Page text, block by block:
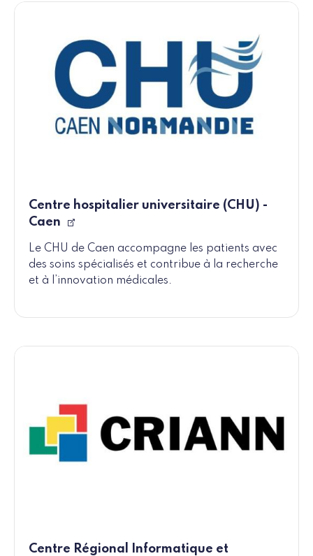
Centre hospitalier universitaire (CHU) -
Caen
Le CHU de Caen accompagne les patients avec
des soins spécialisés et contribue à la recherche
et à l’innovation médicales.
Centre Régional Informatique et